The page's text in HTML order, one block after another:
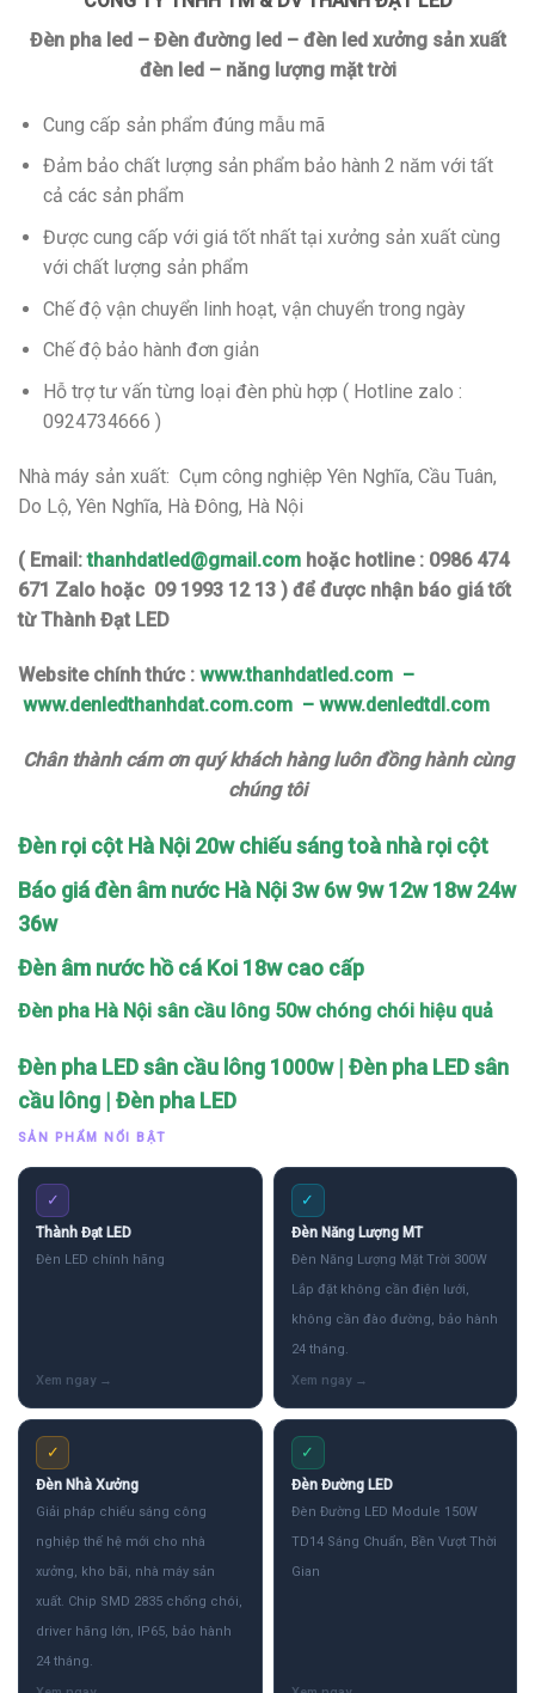
Đèn pha led – Đèn đường led – đèn led xưởng sản xuất
đèn led – năng lượng mặt trời
Cung cấp sản phẩm đúng mẫu mã
Đảm bảo chất lượng sản phẩm bảo hành 2 năm với tất
cả các sản phẩm
Được cung cấp với giá tốt nhất tại xưởng sản xuất cùng
với chất lượng sản phẩm
Chế độ vận chuyển linh hoạt, vận chuyển trong ngày
Chế độ bảo hành đơn giản
Hỗ trợ tư vấn từng loại đèn phù hợp ( Hotline zalo :
0924734666 )
Nhà máy sản xuất: Cụm công nghiệp Yên Nghĩa, Cầu Tuân,
Do Lộ, Yên Nghĩa, Hà Đông, Hà Nội
( Email: thanhdatled@gmail.com hoặc hotline : 0986 474
671 Zalo hoặc 09 1993 12 13 ) để được nhận báo giá tốt
từ Thành Đạt LED
Website chính thức : www.thanhdatled.com –
www.denledthanhdat.com.com – www.denledtdl.com
Chân thành cám ơn quý khách hàng luôn đồng hành cùng
chúng tôi
Đèn rọi cột Hà Nội 20w chiếu sáng toà nhà rọi cột
Báo giá đèn âm nước Hà Nội 3w 6w 9w 12w 18w 24w
36w
Đèn âm nước hồ cá Koi 18w cao cấp
Đèn pha Hà Nội sân cầu lông 50w chóng chói hiệu quả
Đèn pha LED sân cầu lông 1000w | Đèn pha LED sân
cầu lông | Đèn pha LED
SẢN PHẨM NỔI BẬT
✓
Thành Đạt LED
Đèn LED chính hãng
✓
Đèn Năng Lượng MT
Đèn Năng Lượng Mặt Trời 300W
Lắp đặt không cần điện lưới,
không cần đào đường, bảo hành
24 tháng.
✓
Đèn Nhà Xưởng
Giải pháp chiếu sáng công
nghiệp thế hệ mới cho nhà
xưởng, kho bãi, nhà máy sản
xuất. Chip SMD 2835 chống chói,
driver hãng lớn, IP65, bảo hành
24 tháng.
✓
Đèn Đường LED
Đèn Đường LED Module 150W
TD14 Sáng Chuẩn, Bền Vượt Thời
Gian